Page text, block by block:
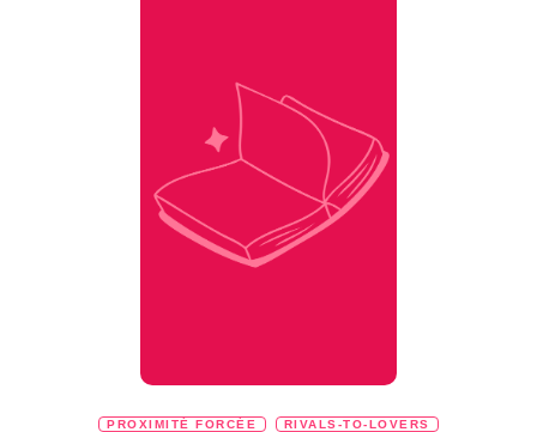
PROXIMITÉ FORCÉE
RIVALS-TO-LOVERS